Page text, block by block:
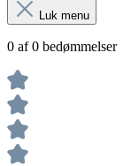
Luk menu
0 af 0 bedømmelser